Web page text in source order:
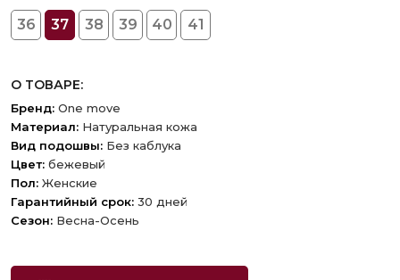
36 37 38 39 40 41
О ТОВАРЕ:
Бренд: One move
Материал: Натуральная кожа
Вид подошвы: Без каблука
Цвет: бежевый
Пол: Женские
Гарантийный срок: 30 дней
Сезон: Весна-Осень